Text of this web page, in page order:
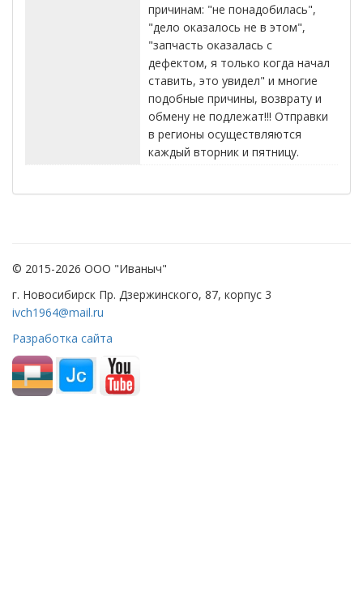
причинам: "не понадобилась",
"дело оказалось не в этом",
"запчасть оказалась с
дефектом, я только когда начал
ставить, это увидел" и многие
подобные причины, возврату и
обмену не подлежат!!! Отправки
в регионы осуществляются
каждый вторник и пятницу.
© 2015-2026 ООО "Иваныч"
г. Новосибирск Пр. Дзержинского, 87, корпус 3
ivch1964@mail.ru
Разработка сайта